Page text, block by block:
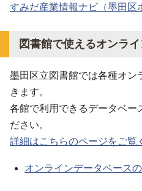
すみだ産業情報ナビ（墨田区
図書館で使えるオンラ
墨田区立図書館では各種オン
きます。
各館で利用できるデータベー
ださい。
詳細はこちらのページをご覧
オンラインデータベース